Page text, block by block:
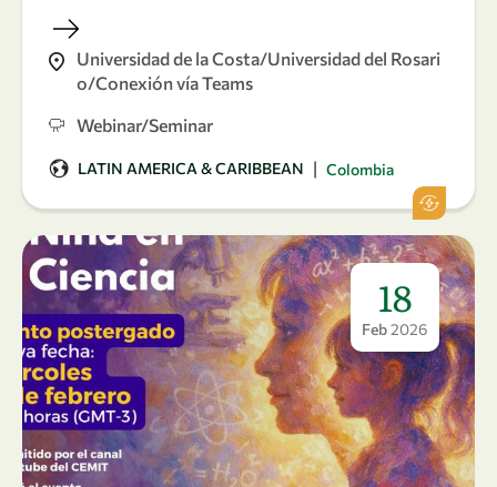
Universidad de la Costa/Universidad del Rosari
o/Conexión vía Teams
Webinar/Seminar
LATIN AMERICA & CARIBBEAN | Colombia
18
Feb2026